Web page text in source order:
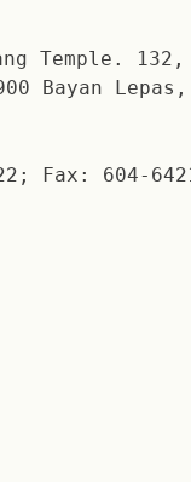
Temple.
Bayan Lepas,
Fax: 604-